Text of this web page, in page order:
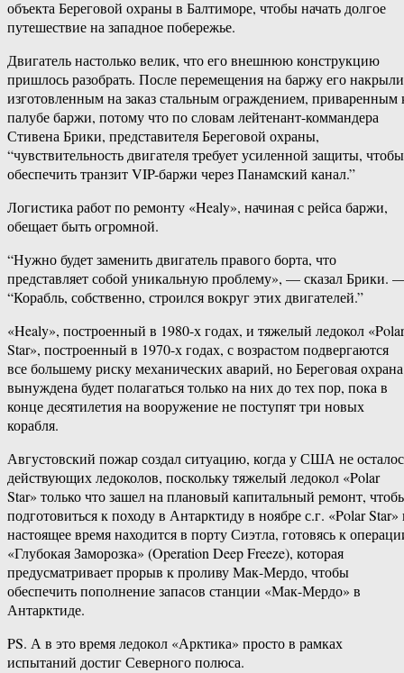
объекта Береговой охраны в Балтиморе, чтобы начать долгое
путешествие на западное побережье.
Двигатель настолько велик, что его внешнюю конструкцию
пришлось разобрать. После перемещения на баржу его накрыли
изготовленным на заказ стальным ограждением, приваренным
палубе баржи, потому что по словам лейтенант-​коммандера
Стивена Брики, представителя Береговой охраны,
“чувствительность двигателя требует усиленной защиты, чтобы
обеспечить транзит VIP-​баржи через Панамский канал.”
Логистика работ по ремонту «Healy», начиная с рейса баржи,
обещает быть огромной.
“Нужно будет заменить двигатель правого борта, что
представляет собой уникальную проблему», — сказал Брики.
“Корабль, собственно, строился вокруг этих двигателей.”
«Healy», построенный в 1980-х годах, и тяжелый ледокол «Polar
Star», построенный в 1970-х годах, с возрастом подвергаются
все большему риску механических аварий, но Береговая охрана
вынуждена будет полагаться только на них до тех пор, пока в
конце десятилетия на вооружение не поступят три новых
корабля.
Августовский пожар создал ситуацию, когда у США не
действующих ледоколов, поскольку тяжелый ледокол «Polar
Star» только что зашел на плановый капитальный ремонт,
подготовиться к походу в Антарктиду в ноябре с.г. «Polar Star»
настоящее время находится в порту Сиэтла, готовясь к
«Глубокая Заморозка» (Operation Deep Freeze), которая
предусматривает прорыв к проливу Мак-​Мердо, чтобы
обеспечить пополнение запасов станции «Мак-​Мердо» в
Антарктиде.
PS. А в это время ледокол «Арктика» просто в рамках
испытаний достиг Северного полюса.